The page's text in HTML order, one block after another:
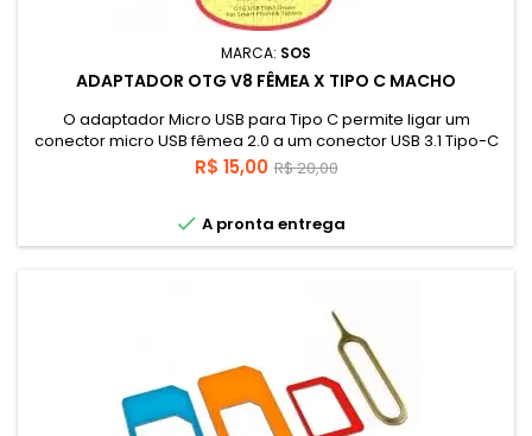
MARCA: SOS
ADAPTADOR OTG V8 FÊMEA X TIPO C MACHO
O adaptador Micro USB para Tipo C permite ligar um
conector micro USB fêmea 2.0 a um conector USB 3.1 Tipo-C
macho, o que permite sincronizar e carregar o seu
dispositivo.
Preço
R$ 15,00 Preço
R$ 20,00
 A pronta entrega